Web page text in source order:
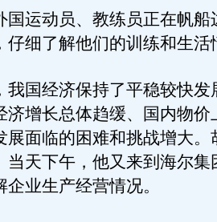
运动员、教练员正在帆船
仔细了解他们的训练和生活
国经济保持了平稳较快发
济增长总体趋缓、国内物价
展面临的困难和挑战增大。
当天下午，他又来到海尔集
业生产经营情况。